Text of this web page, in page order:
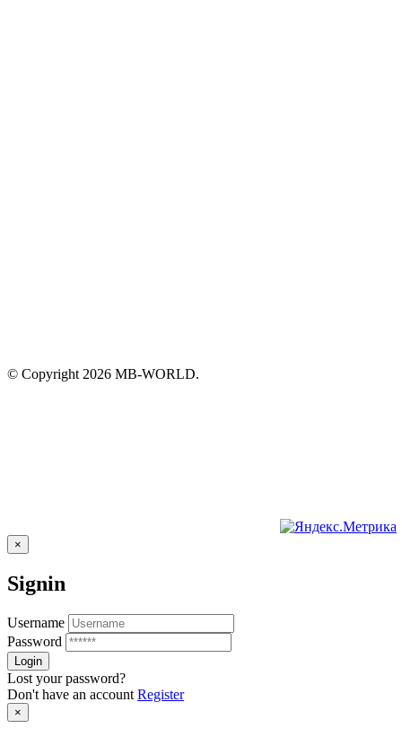
© Copyright 2026 MB-WORLD.
×
Signin
Username
Password
Lost your password?
Don't have an account Register
×